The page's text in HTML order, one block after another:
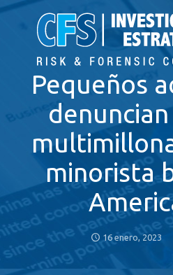
Pequeños
minorista
16 enero, 2023